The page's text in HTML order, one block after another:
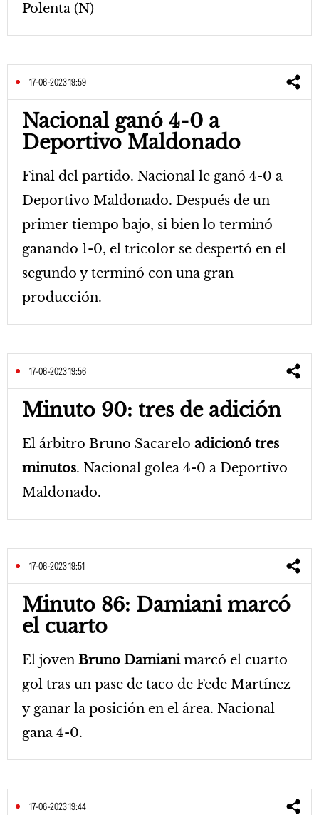
Polenta (N)
17-06-2023 19:59
Nacional ganó 4-0 a
Deportivo Maldonado
Final del partido. Nacional le ganó 4-0 a
Deportivo Maldonado. Después de un
primer tiempo bajo, si bien lo terminó
ganando 1-0, el tricolor se despertó en el
segundo y terminó con una gran
producción.
17-06-2023 19:56
Minuto 90: tres de adición
El árbitro Bruno Sacarelo adicionó tres
minutos. Nacional golea 4-0 a Deportivo
Maldonado.
17-06-2023 19:51
Minuto 86: Damiani marcó
el cuarto
El joven Bruno Damianimarcó el cuarto
gol tras un pase de taco de Fede Martínez
y ganar la posición en el área. Nacional
gana 4-0.
17-06-2023 19:44